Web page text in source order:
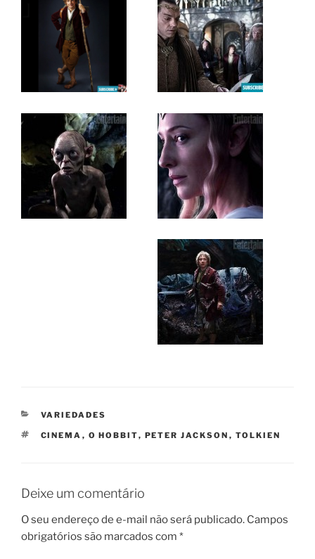
CATEGORIAS
VARIEDADES
TAGS
CINEMA , O HOBBIT, PETER JACKSON , TOLKIEN
Deixe um comentário
O seu endereço de e-mail não será publicado. Campos
obrigatórios são marcados com *